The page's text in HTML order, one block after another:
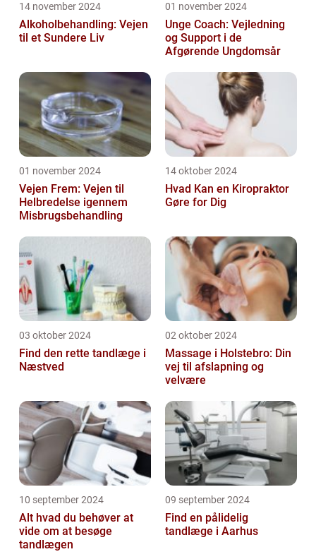
14 november 2024
Alkoholbehandling: Vejen
til et Sundere Liv
01 november 2024
Unge Coach: Vejledning
og Support i de
Afgørende Ungdomsår
01 november 2024
Vejen Frem: Vejen til
Helbredelse igennem
Misbrugsbehandling
14 oktober 2024
Hvad Kan en Kiropraktor
Gøre for Dig
03 oktober 2024
Find den rette tandlæge i
Næstved
02 oktober 2024
Massage i Holstebro: Din
vej til afslapning og
velvære
10 september 2024
Alt hvad du behøver at
vide om at besøge
tandlægen
09 september 2024
Find en pålidelig
tandlæge i Aarhus